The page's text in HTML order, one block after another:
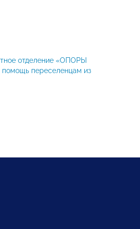
отделение «ОПОРЫ
переселенцам из